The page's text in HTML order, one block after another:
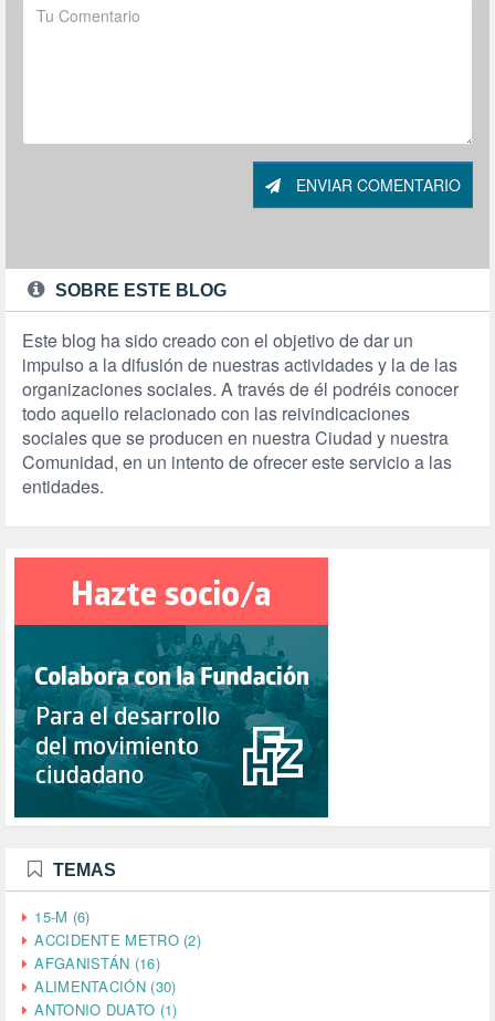
ENVIAR COMENTARIO
SOBRE ESTE BLOG
Este blog ha sido creado con el objetivo de dar un
impulso a la difusión de nuestras actividades y la de las
organizaciones sociales. A través de él podréis conocer
todo aquello relacionado con las reivindicaciones
sociales que se producen en nuestra Ciudad y nuestra
Comunidad, en un intento de ofrecer este servicio a las
entidades.
TEMAS
15-M (6)
ACCIDENTE METRO (2)
AFGANISTÁN (16)
ALIMENTACIÓN (30)
ANTONIO DUATO (1)